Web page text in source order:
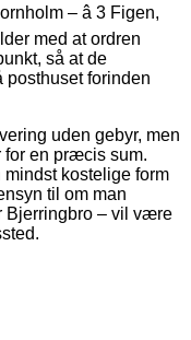
– â 3 Figen,
med at ordren
så at de
posthuset forinden
uden gebyr, men
en præcis sum.
kostelige form
til om man
Bjerringbro – vil være